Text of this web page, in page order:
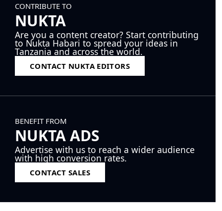
CONTRIBUTE TO
NUKTA
Are you a content creator? Start contributing
to Nukta Habari to spread your ideas in
Tanzania and across the world.
CONTACT NUKTA EDITORS
BENEFIT FROM
NUKTA ADS
Advertise with us to reach a wider audience
with high conversion rates.
CONTACT SALES